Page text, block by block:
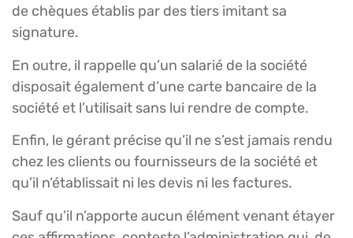
de chèques établis par des tiers imitant sa
signature.
En outre, il rappelle qu’un salarié de la société
disposait également d’une carte bancaire de la
société et l’utilisait sans lui rendre de compte.
Enfin, le gérant précise qu’il ne s’est jamais rendu
chez les clients ou fournisseurs de la société et
qu’il n’établissait ni les devis ni les factures.
Sauf qu’il n’apporte aucun élément venant étayer